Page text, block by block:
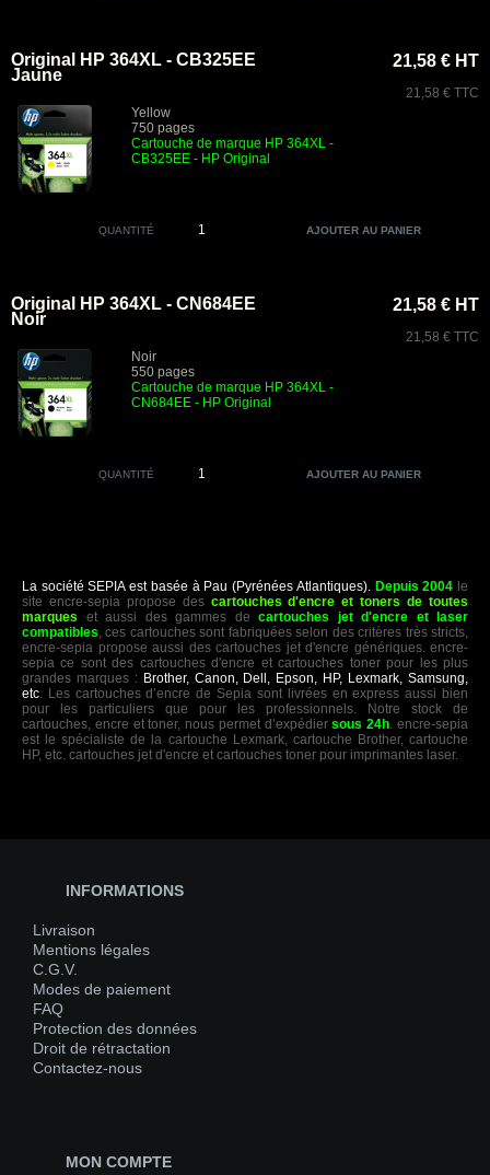
Original HP 364XL - CB325EE
Jaune
Yellow
750 pages
Cartouche de marque HP 364XL -
CB325EE - HP Original
21,58 € HT
21,58 € TTC
QUANTITÉ
Original HP 364XL - CN684EE
Noir
Noir
550 pages
Cartouche de marque HP 364XL -
CN684EE - HP Original
21,58 € HT
21,58 € TTC
QUANTITÉ
La société SEPIA est basée à Pau (Pyrénées Atlantiques). Depuis 2004 le
site encre-sepia propose des cartouches d'encre et toners de toutes
marques et aussi des gammes de cartouches jet d'encre et laser
compatibles, ces cartouches sont fabriquées selon des critères très stricts,
encre-sepia propose aussi des cartouches jet d'encre génériques. encre-
sepia ce sont des cartouches d'encre et cartouches toner pour les plus
grandes marques : Brother, Canon, Dell, Epson, HP, Lexmark, Samsung,
etc. Les cartouches d’encre de Sepia sont livrées en express aussi bien
pour les particuliers que pour les professionnels. Notre stock de
cartouches, encre et toner, nous permet d’expédiersous 24h. encre-sepia
est le spécialiste de la cartouche Lexmark, cartouche Brother, cartouche
HP, etc. cartouches jet d'encre et cartouches toner pour imprimantes laser.
INFORMATIONS
Livraison
Mentions légales
C.G.V.
Modes de paiement
FAQ
Protection des données
Droit de rétractation
Contactez-nous
MON COMPTE